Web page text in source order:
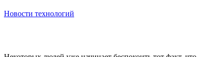
Новости технологий